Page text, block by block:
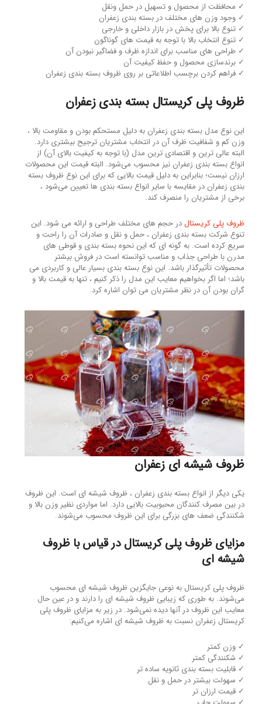
✓ محافظت از محصول و تسهیل در حمل ونقل
✓ وجود وزن های مختلف در بسته بندی زعفران
✓ تنوع بالا برای پخش در بازار داخلی و خارجی
✓ تنوع انتخاب بالا با توجه به قیمت های گوناگون
✓ طراحی های مناسب برای اندازه ظرف و فضاگیر نبودن آن
✓ برندسازی محصول و حفظ کیفیت آن
✓ فراهم کردن برچسب اطلاعاتی بر روی ظروف بسته بندی زعفران
ظروف پلی کریستال بسته بندی زعفران
این نوع مدل بسته بندی زعفران به دلیل مستحکم بودن و مقاومت بالا ،
وزن کم و شفافیت ظرف آن در انتخاب مشتریان ترجیح بیشتری دارد.
البته عالی ترین و اقتصادی ترین مدل (با توجه به کیفیت بالای آن) از
انواع بسته بندی زعفران نیز محسوب می‌شود. البته قیمت این محصولات
ارزان نیست؛ بنابراین به دلیل قیمت بالایی که برای این نوع ظروف بسته
بندی زعفران در مقایسه با سایر انواع بسته بندی ها تعیین می‌شود ،
برخی از مشتریان را منصرف کند.
ظروف پلی کریستالدر حجم های مختلف طراحی و ارائه می شود. این
تنوع شرکت بسته بندی زعفران ، حمل و نقل و صادرات آن را راحت و
سریع کرده است. به گونه ای که این نحوه بسته بندی و قوطی های
مدرن با طراحی جذاب و مناسب توانسته است در فروش بیشتر
محصولات تأثیرگذار باشد. این نوع بسته بندی بسیار عالی و کاربردی می
باشد؛ اما اگر بخواهیم معایب این مدل را ذکر کنیم ، تنها به قیمت بالا و
گران بودن آن در نظر مشتریان می توان اشاره کرد.
ظروف شیشه ای زعفران
یکی دیگر از انواع بسته بندی زعفران ، ظروف شیشه ای است. این ظروف
در بین مصرف کنندگان محبوبیت بالایی دارد. اما مواردی نظیر وزن بالا و
شکنندگی ضعف های بزرگی برای این ظروف محسوب می‌شوند.
مزایای ظروف پلی کریستال در قیاس با ظروف
شیشه ای
ظروف پلی کریستال به نوعی جایگزین ظروف شیشه ای محسوب
می‌شوند. به طوری که زیبایی ظروف شیشه ای را دارند و در عین حال
معایب این ظروف در آنها دیده نمی‌شود. در زیر به مزایای ظروف پلی
کریستال زعفران نسبت به ظروف شیشه ای اشاره می‌کنیم:
✓ وزن کمتر
✓ شکنندگی کمتر
✓ قابلیت بسته بندی ثانویه ساده تر
✓ سهولت بیشتر در حمل و نقل
✓ قیمت ارزان تر